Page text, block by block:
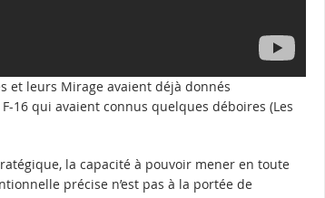
et leurs Mirage avaient déjà donnés
16 qui avaient connus quelques déboires (Les
la capacité à pouvoir mener en toute
précise n’est pas à la portée de